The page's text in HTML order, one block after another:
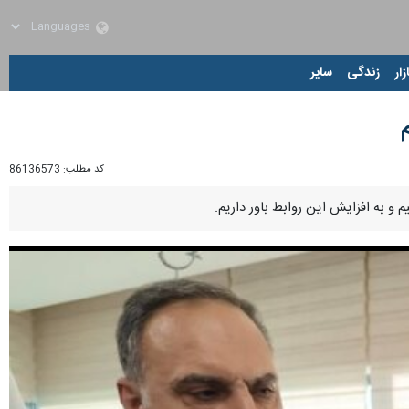
زندگی سایر
کد مطلب: 86136573
به افزایش این روابط باور داریم.